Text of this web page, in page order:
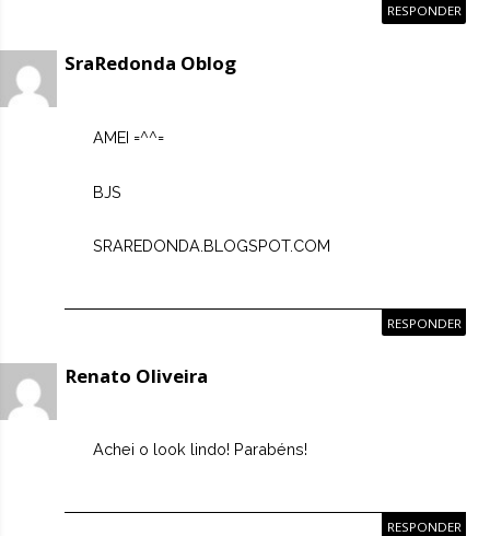
RESPONDER
SraRedonda Oblog
AMEI =^^=
BJS
SRAREDONDA.BLOGSPOT.COM
RESPONDER
Renato Oliveira
Achei o look lindo! Parabéns!
RESPONDER